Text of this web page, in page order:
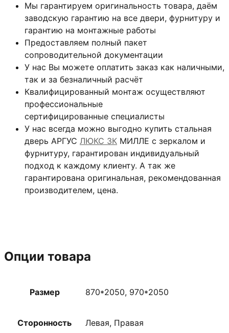
Мы гарантируем оригинальность товара, даём
заводскую гарантию на все двери, фурнитуру и
гарантию на монтажные работы
Предоставляем полный пакет
сопроводительной документации
У нас Вы можете оплатить заказ как наличными,
так и за безналичный расчёт
Квалифицированный монтаж осуществляют
профессиональные
сертифицированные специалисты
У нас всегда можно выгодно купить стальная
дверь АРГУС ЛЮКС 3К МИЛЛЕ с зеркалом и
фурнитуру, гарантирован индивидуальный
подход к каждому клиенту. А так же
гарантирована оригинальная, рекомендованная
производителем, цена.
Опции товара
Размер 870*2050, 970*2050
Сторонность Левая, Правая